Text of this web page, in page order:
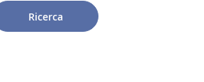
Ricerca